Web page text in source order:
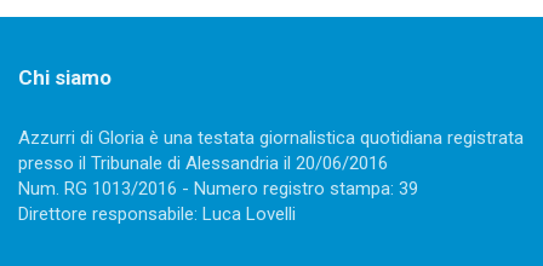
Chi siamo
Azzurri di Gloria è una testata giornalistica quotidiana registrata
presso il Tribunale di Alessandria il 20/06/2016
Num. RG 1013/2016 - Numero registro stampa: 39
Direttore responsabile: Luca Lovelli